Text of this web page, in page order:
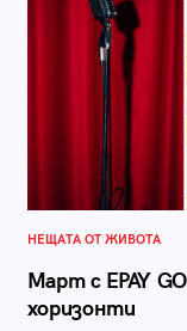
НЕЩАТА ОТ ЖИВОТА
Март с EPAY
хоризонти